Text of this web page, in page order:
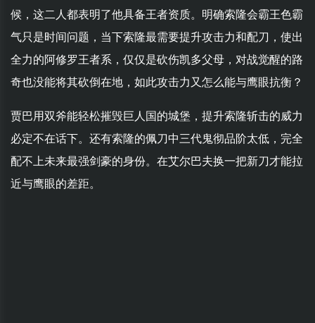
候，这二人都表明了他具备王者资质。明确索隆会霸王色霸
气只是时间问题，当下索隆最需要提升攻击力和配刀，使出
全力的阿修罗王者系，仅仅是砍伤凯多父母，对战觉醒的路
奇也没能将其砍倒在地，如此攻击力又怎么能与鹰眼抗衡？
贾巴用双斧能轻松摧毁巨人国的城堡，提升索隆斩击的威力
必定不在话下。还有索隆的佩刀中三代鬼彻品阶太低，完全
配不上未来最强剑豪的身份。在艾尔巴夫换一把新刀才能拉
近与鹰眼的差距。